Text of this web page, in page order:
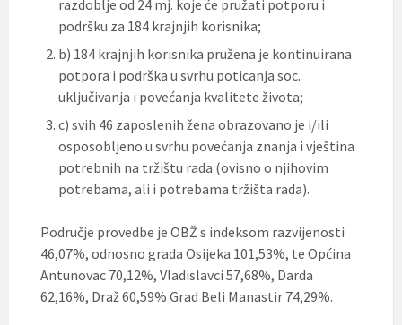
razdoblje od 24 mj. koje će pružati potporu i
podršku za 184 krajnjih korisnika;
b) 184 krajnjih korisnika pružena je kontinuirana
potpora i podrška u svrhu poticanja soc.
uključivanja i povećanja kvalitete života;
c) svih 46 zaposlenih žena obrazovano je i/ili
osposobljeno u svrhu povećanja znanja i vještina
potrebnih na tržištu rada (ovisno o njihovim
potrebama, ali i potrebama tržišta rada).
Područje provedbe je OBŽ s indeksom razvijenosti
46,07%, odnosno grada Osijeka 101,53%, te Općina
Antunovac 70,12%, Vladislavci 57,68%, Darda
62,16%, Draž 60,59% Grad Beli Manastir 74,29%.